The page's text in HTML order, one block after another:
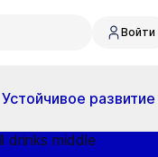
Войти
Устойчивое развитие